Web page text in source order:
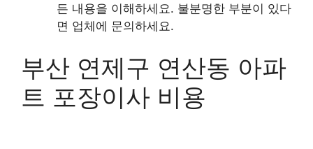
든 내용을 이해하세요. 불분명한 부분이 있다
면 업체에 문의하세요.
부산 연제구 연산동 아파
트 포장이사 비용